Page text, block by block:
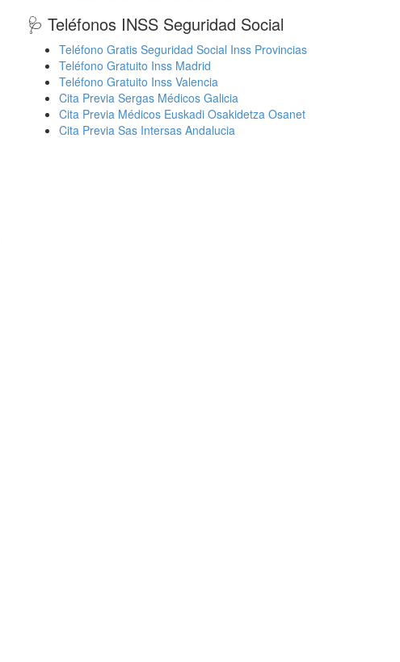
🩺 Teléfonos INSS Seguridad Social
Teléfono Gratis Seguridad Social Inss Provincias
Teléfono Gratuito Inss Madrid
Teléfono Gratuito Inss Valencia
Cita Previa Sergas Médicos Galicia
Cita Previa Médicos Euskadi Osakidetza Osanet
Cita Previa Sas Intersas Andalucia